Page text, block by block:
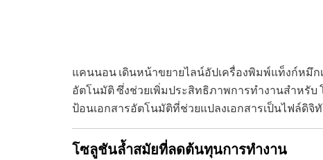
แคนนอน เดินหน้าขยายไลน์อัปเครื่องพิมพ์แท็งก์หมึก
อัตโนมัติ ซึ่งช่วยเพิ่มประสิทธิภาพการทำงานสำหรับ
ป้อนเอกสารอัตโนมัติที่ช่วยแปลงเอกสารเป็นไฟล์ดิจิ
โซลูชันล้ำสมัยที่ลดต้นทุนการทำงาน